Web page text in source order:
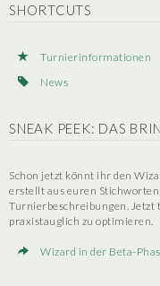
SHORTCUTS
Turnierinformationen
News
SNEAK PEEK: DAS
Schon jetzt könnt ihr den
erstellt aus euren
Turnierbeschreibungen. Jetzt
praxistauglich zu optimieren.
Wizard in der Beta-